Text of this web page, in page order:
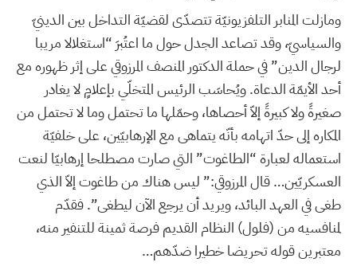
ومازلت المنابر التلفزيونيّة تتصدّى لقضيّة التداخل بين الدينيّ
والسياسيّ، وقد تصاعد الجدل حول ما اعتُبرَ “استغلالا مريبا
لرجال الدين” في حملة الدكتور المنصف المرزوقي على إثر ظهوره مع
أحد الأيمّة الدعاة. ويُحاسَب الرئيس المتخلّي بإعلامٍ لا يغادر
صغيرةً ولا كبيرةً إلاّ أحصاها، وحمّلها ما تحتمل وما لا تحتمل من
المكاره إلى حدّ اتهامه بأنّه يتماهى مع الإرهابيّين، على خلفيّة
استعماله لعبارة “الطاغوت” التي صارت مصطلحا إرهابيّا لنعت
العسكريّين… قال المرزوقي:” ليس هناك من طاغوت إلاّ الذي
طغى في العهد البائد، ويريد أن يرجع الآن ليطغى”. فقدّم
لمنافسيه من (فلول) النظام القديم فرصة ثمينة للتنفير منه،
معتبرين قوله تحريضا خطيرا ضدّهم…